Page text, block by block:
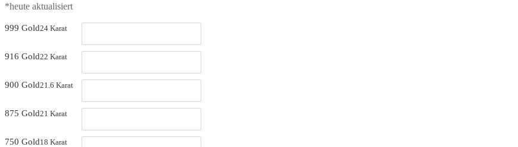
*heute aktualisiert
999 Gold24 Karat
916 Gold22 Karat
900 Gold21.6 Karat
875 Gold21 Karat
750 Gold18 Karat